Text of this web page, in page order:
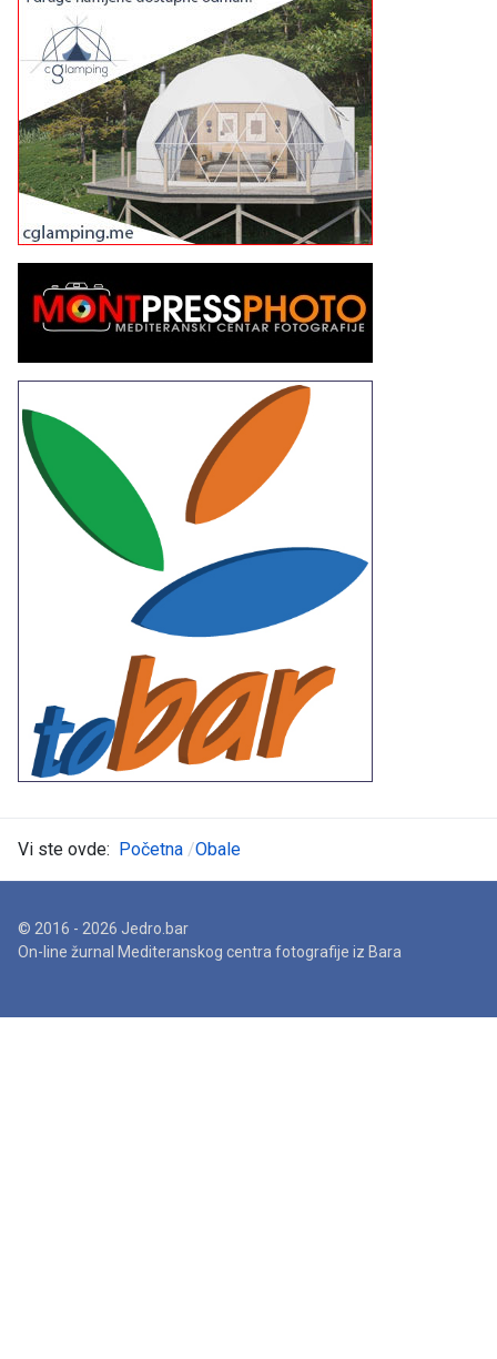
Vi ste ovde: Početna Obale
© 2016 - 2026 Jedro.bar
On-line žurnal Mediteranskog centra fotografije iz Bara